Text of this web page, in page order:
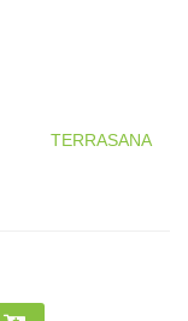
TERRASANA